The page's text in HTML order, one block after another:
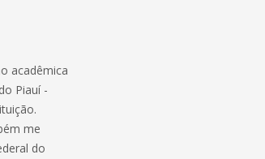
acadêmica
Piauí -
me
do